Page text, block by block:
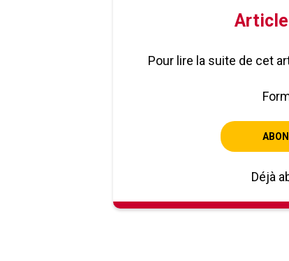
Article
Pour lire la suite de cet
Déjà